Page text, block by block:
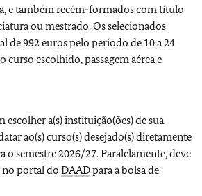
e também recém-formados com título
ou mestrado. Os selecionados
de 992 euros pelo período de 10 a 24
curso escolhido, passagem aérea e
escolher a(s) instituição(ões) de sua
ao(s) curso(s) desejado(s) diretamente
o semestre 2026/27. Paralelamente, deve
no portal do DAADpara a bolsa de